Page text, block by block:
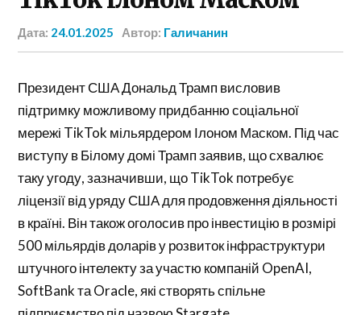
Дата: 24.01.2025 Автор: Галичанин
Президент США Дональд Трамп висловив
підтримку можливому придбанню соціальної
мережі TikTok мільярдером Ілоном Маском. Під час
виступу в Білому домі Трамп заявив, що схвалює
таку угоду, зазначивши, що TikTok потребує
ліцензії від уряду США для продовження діяльності
в країні. Він також оголосив про інвестицію в розмірі
500 мільярдів доларів у розвиток інфраструктури
штучного інтелекту за участю компаній OpenAI,
SoftBank та Oracle, які створять спільне